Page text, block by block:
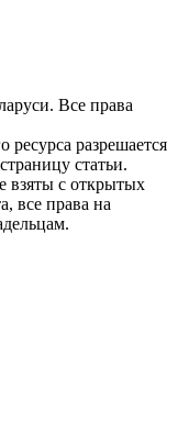
Все права
разрешается
статьи.
взяты с открытых
все права на